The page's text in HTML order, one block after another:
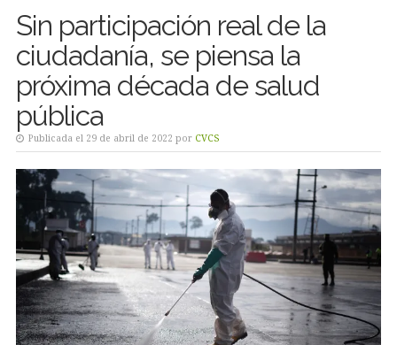
Sin participación real de la
ciudadanía, se piensa la
próxima década de salud
pública
Publicada el 29 de abril de 2022 por CVCS